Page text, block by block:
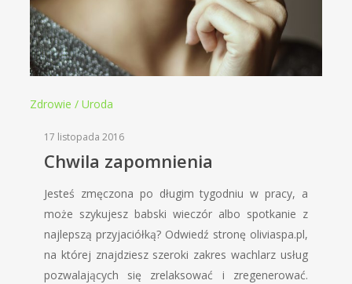
Zdrowie / Uroda
17 listopada 2016
Chwila zapomnienia
Jesteś zmęczona po długim tygodniu w pracy, a
może szykujesz babski wieczór albo spotkanie z
najlepszą przyjaciółką? Odwiedź stronę oliviaspa.pl,
na której znajdziesz szeroki zakres wachlarz usług
pozwalających się zrelaksować i zregenerować.